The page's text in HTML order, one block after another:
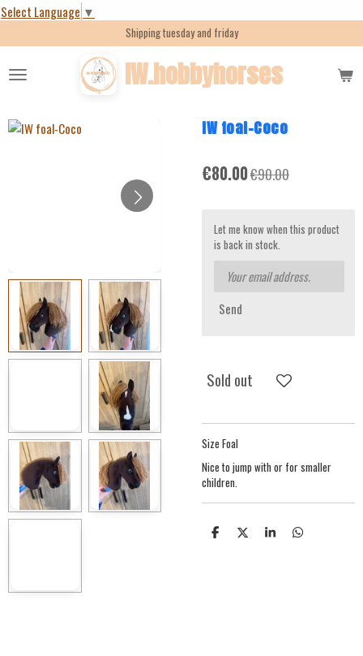
Select Language ▼
Skip
content
IW.hobbyhorses
Shipping tuesday and friday
IW foal-Coco
€80.00€90.00
Let me know when this product
is back in stock.
Send
Sold out
Size Foal
Nice to jump with or for smaller
children.
S S S S